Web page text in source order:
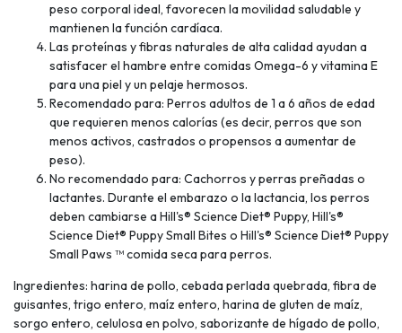
peso corporal ideal, favorecen la movilidad saludable y
mantienen la función cardíaca.
Las proteínas y fibras naturales de alta calidad ayudan a
satisfacer el hambre entre comidas Omega-6 y vitamina E
para una piel y un pelaje hermosos.
Recomendado para: Perros adultos de 1 a 6 años de edad
que requieren menos calorías (es decir, perros que son
menos activos, castrados o propensos a aumentar de
peso).
No recomendado para: Cachorros y perras preñadas o
lactantes. Durante el embarazo o la lactancia, los perros
deben cambiarse a Hill's® Science Diet® Puppy, Hill's®
Science Diet® Puppy Small Bites o Hill's® Science Diet® Puppy
Small Paws ™ comida seca para perros.
Ingredientes: harina de pollo, cebada perlada quebrada, fibra de
guisantes, trigo entero, maíz entero, harina de gluten de maíz,
sorgo entero, celulosa en polvo, saborizante de hígado de pollo,